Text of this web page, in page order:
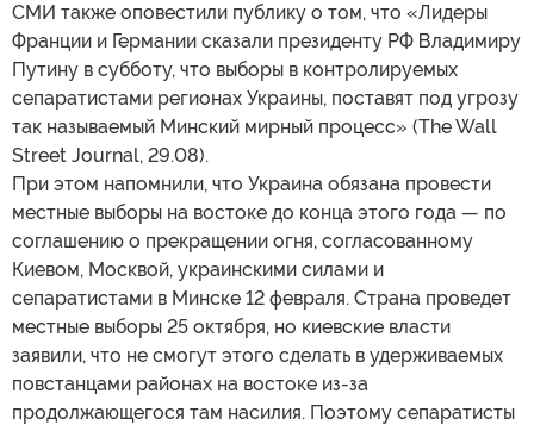
СМИ также оповестили публику о том, что «Лидеры
Франции и Германии сказали президенту РФ Владимиру
Путину в субботу, что выборы в контролируемых
сепаратистами регионах Украины, поставят под угрозу
так называемый Минский мирный процесс» (The Wall
Street Journal, 29.08).
При этом напомнили, что Украина обязана провести
местные выборы на востоке до конца этого года — по
соглашению о прекращении огня, согласованному
Киевом, Москвой, украинскими силами и
сепаратистами в Минске 12 февраля. Страна проведет
местные выборы 25 октября, но киевские власти
заявили, что не смогут этого сделать в удерживаемых
повстанцами районах на востоке из-за
продолжающегося там насилия. Поэтому сепаратисты